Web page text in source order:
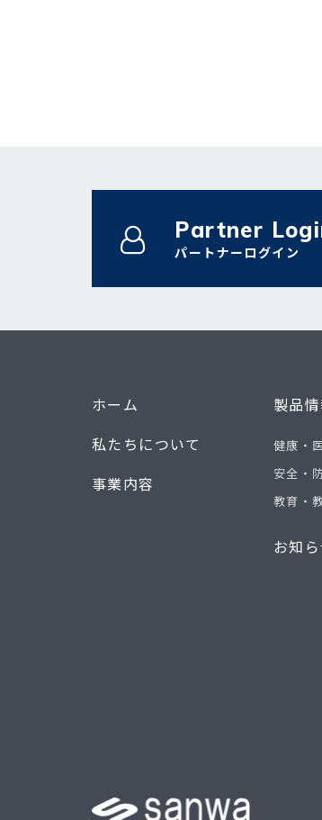
Partner
パートナーログイン
ホーム
私たちについて
事業内容
製品
健康・
安全・
教育・
お知